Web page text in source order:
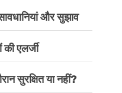
और सुझाव
एलर्जी
सुरक्षित या नहीं?